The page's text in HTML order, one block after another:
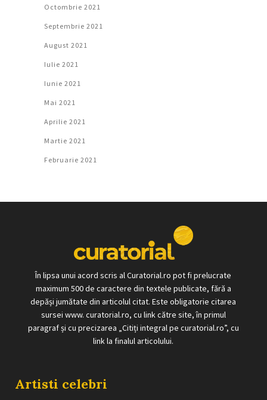
Octombrie 2021
Septembrie 2021
August 2021
Iulie 2021
Iunie 2021
Mai 2021
Aprilie 2021
Martie 2021
Februarie 2021
În lipsa unui acord scris al Curatorial.ro pot fi prelucrate
maximum 500 de caractere din textele publicate, fără a
depăși jumătate din articolul citat. Este obligatorie citarea
sursei www. curatorial.ro, cu link către site, în primul
paragraf și cu precizarea „Citiți integral pe curatorial.ro”, cu
link la finalul articolului.
Artisti celebri